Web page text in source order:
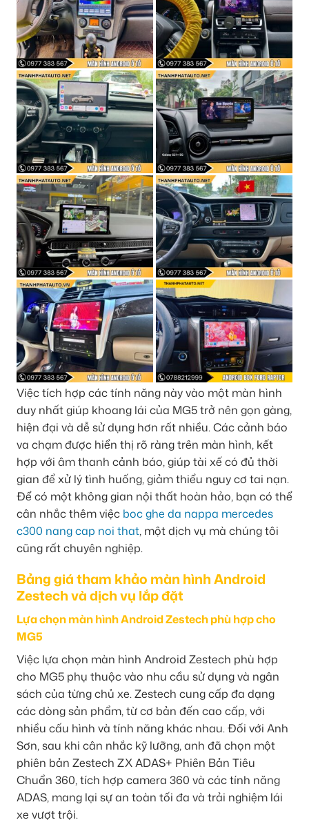
Việc tích hợp các tính năng này vào một màn hình
duy nhất giúp khoang lái của MG5 trở nên gọn gàng,
hiện đại và dễ sử dụng hơn rất nhiều. Các cảnh báo
va chạm được hiển thị rõ ràng trên màn hình, kết
hợp với âm thanh cảnh báo, giúp tài xế có đủ thời
gian để xử lý tình huống, giảm thiểu nguy cơ tai nạn.
Để có một không gian nội thất hoàn hảo, bạn có thể
cân nhắc thêm việc boc ghe da nappa mercedes
c300 nang cap noi that, một dịch vụ mà chúng tôi
cũng rất chuyên nghiệp.
Bảng giá tham khảo màn hình Android
Zestech và dịch vụ lắp đặt
Lựa chọn màn hình Android Zestech phù hợp cho
MG5
Việc lựa chọn màn hình Android Zestech phù hợp
cho MG5 phụ thuộc vào nhu cầu sử dụng và ngân
sách của từng chủ xe. Zestech cung cấp đa dạng
các dòng sản phẩm, từ cơ bản đến cao cấp, với
nhiều cấu hình và tính năng khác nhau. Đối với Anh
Sơn, sau khi cân nhắc kỹ lưỡng, anh đã chọn một
phiên bản Zestech ZX ADAS+ Phiên Bản Tiêu
Chuẩn 360, tích hợp camera 360 và các tính năng
ADAS, mang lại sự an toàn tối đa và trải nghiệm lái
xe vượt trội.